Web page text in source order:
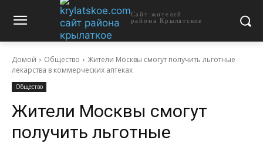
Сайт жителей
района Крылатское
Домой Общество
Жители Москвы смогут получить льготные
лекарства в коммерческих аптеках
Общество
Жители Москвы смогут
получить льготные